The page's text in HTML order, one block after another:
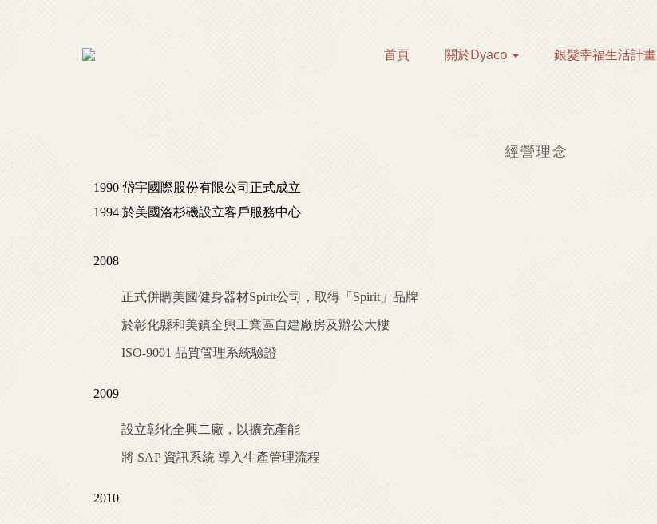
首頁 關於Dyaco 銀髮幸福生活計畫
經營理念
1990 岱宇國際股份有限公司正式成立
1994 於美國洛杉磯設立客戶服務中心
2008
正式併購美國健身器材Spirit公司，取得「Spirit」品牌
於彰化縣和美鎮全興工業區自建廠房及辦公大樓
ISO-9001 品質管理系統驗證
2009
設立彰化全興二廠，以擴充產能
將 SAP 資訊系統 導入生產管理流程
2010